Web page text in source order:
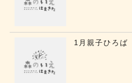
1月親子ひろば